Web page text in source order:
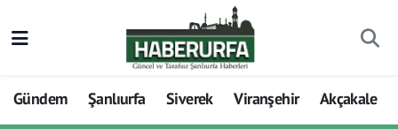
Gündem Şanlıurfa Siverek Viranşehir Akçakale